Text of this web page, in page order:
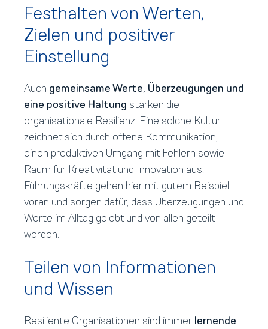
Festhalten von Werten,
Zielen und positiver
Einstellung
Auch gemeinsame Werte, Überzeugungen und
eine positive Haltung stärken die
organisationale Resilienz. Eine solche Kultur
zeichnet sich durch offene Kommunikation,
einen produktiven Umgang mit Fehlern sowie
Raum für Kreativität und Innovation aus.
Führungskräfte gehen hier mit gutem Beispiel
voran und sorgen dafür, dass Überzeugungen und
Werte im Alltag gelebt und von allen geteilt
werden.
Teilen von Informationen
und Wissen
Resiliente Organisationen sind immer lernende